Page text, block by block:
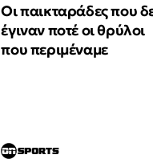
Οι παικταράδες που
έγιναν ποτέ οι θρύλοι
που περιμέναμε